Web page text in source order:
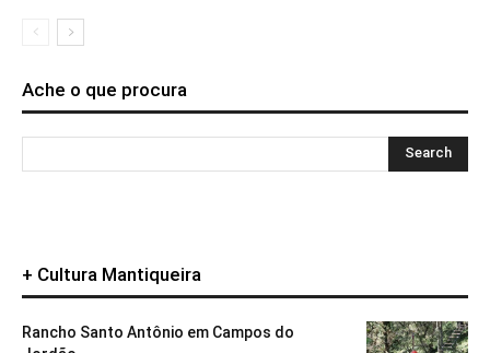
Ache o que procura
+ Cultura Mantiqueira
Rancho Santo Antônio em Campos do